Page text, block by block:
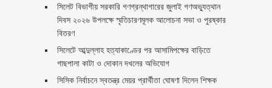
সিলেট বিভাগীয় সরকারি গণগ্রন্থাগারের জুলাই গণঅভ্যুত্থান
দিবস ২০২৬ উপলক্ষে স্মৃতিচারণমূলক আলোচনা সভা ও পুরষ্কার
বিতরণ ‎ ‎
সিলেটে আব্দুল্লাহ হত্যাকাণ্ডের পর আসামিপক্ষের বাড়িতে
গাছপালা কাটা ও দোকান দখলের অভিযোগ
সিসিক নির্বাচনে স্বতন্ত্র মেয়র প্রার্থীতা ঘোষণা দিলেন শিক্ষক